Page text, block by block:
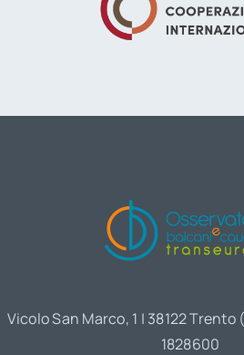
Vicolo San Marco, 1 | 38122 Trento
1828600